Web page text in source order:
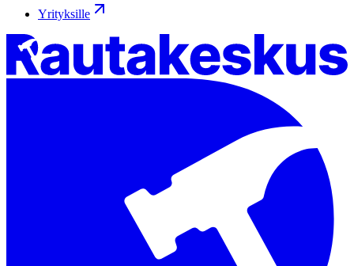
Yrityksille